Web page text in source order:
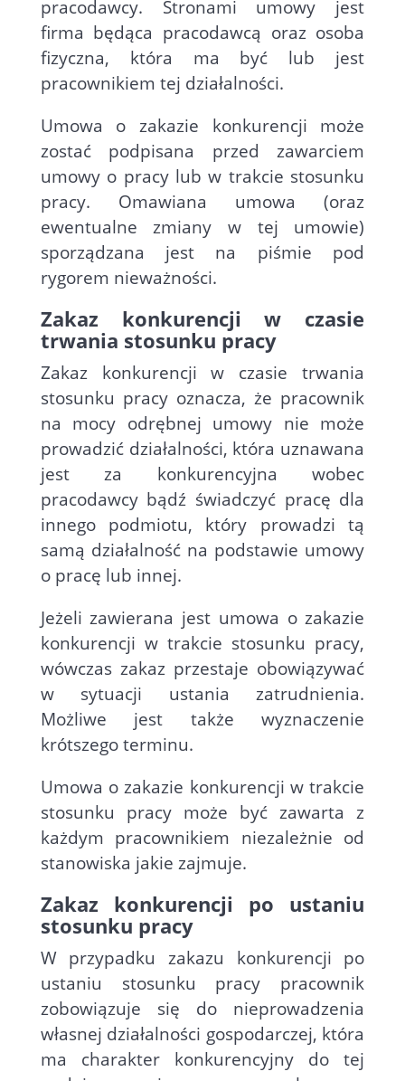
pracodawcy. Stronami umowy jest
firma będąca pracodawcą oraz osoba
fizyczna, która ma być lub jest
pracownikiem tej działalności.
Umowa o zakazie konkurencji może
zostać podpisana przed zawarciem
umowy o pracy lub w trakcie stosunku
pracy. Omawiana umowa (oraz
ewentualne zmiany w tej umowie)
sporządzana jest na piśmie pod
rygorem nieważności.
Zakaz konkurencji w czasie
trwania stosunku pracy
Zakaz konkurencji w czasie trwania
stosunku pracy oznacza, że pracownik
na mocy odrębnej umowy nie może
prowadzić działalności, która uznawana
jest za konkurencyjna wobec
pracodawcy bądź świadczyć pracę dla
innego podmiotu, który prowadzi tą
samą działalność na podstawie umowy
o pracę lub innej.
Jeżeli zawierana jest umowa o zakazie
konkurencji w trakcie stosunku pracy,
wówczas zakaz przestaje obowiązywać
w sytuacji ustania zatrudnienia.
Możliwe jest także wyznaczenie
krótszego terminu.
Umowa o zakazie konkurencji w trakcie
stosunku pracy może być zawarta z
każdym pracownikiem niezależnie od
stanowiska jakie zajmuje.
Zakaz konkurencji po ustaniu
stosunku pracy
W przypadku zakazu konkurencji po
ustaniu stosunku pracy pracownik
zobowiązuje się do nieprowadzenia
własnej działalności gospodarczej, która
ma charakter konkurencyjny do tej